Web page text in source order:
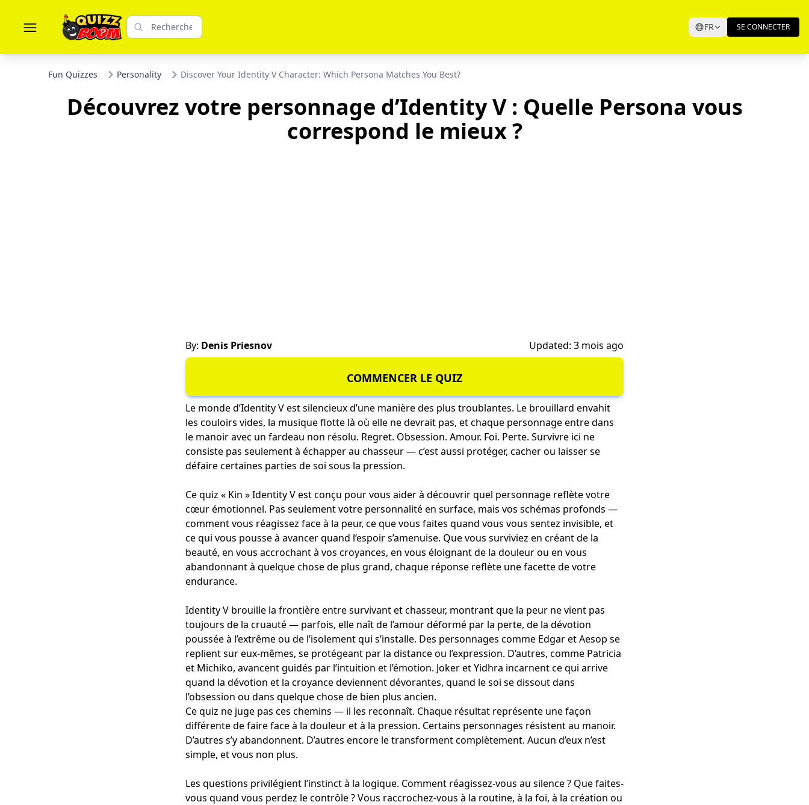
FR SE CONNECTER
Fun Quizzes Personality Discover Your Identity V Character: Which Persona Matches You Best?
Découvrez votre personnage d’Identity V : Quelle Persona vous
correspond le mieux ?
By: Denis Priesnov Updated: 3 mois ago
COMMENCER LE QUIZ
Le monde d’Identity V est silencieux d’une manière des plus troublantes. Le brouillard envahit
les couloirs vides, la musique flotte là où elle ne devrait pas, et chaque personnage entre dans
le manoir avec un fardeau non résolu. Regret. Obsession. Amour. Foi. Perte. Survivre ici ne
consiste pas seulement à échapper au chasseur — c’est aussi protéger, cacher ou laisser se
défaire certaines parties de soi sous la pression.
Ce quiz « Kin » Identity V est conçu pour vous aider à découvrir quel personnage reflète votre
cœur émotionnel. Pas seulement votre personnalité en surface, mais vos schémas profonds —
comment vous réagissez face à la peur, ce que vous faites quand vous vous sentez invisible, et
ce qui vous pousse à avancer quand l’espoir s’amenuise. Que vous surviviez en créant de la
beauté, en vous accrochant à vos croyances, en vous éloignant de la douleur ou en vous
abandonnant à quelque chose de plus grand, chaque réponse reflète une facette de votre
endurance.
Identity V brouille la frontière entre survivant et chasseur, montrant que la peur ne vient pas
toujours de la cruauté — parfois, elle naît de l’amour déformé par la perte, de la dévotion
poussée à l’extrême ou de l’isolement qui s’installe. Des personnages comme Edgar et Aesop se
replient sur eux-mêmes, se protégeant par la distance ou l’expression. D’autres, comme Patricia
et Michiko, avancent guidés par l’intuition et l’émotion. Joker et Yidhra incarnent ce qui arrive
quand la dévotion et la croyance deviennent dévorantes, quand le soi se dissout dans
l’obsession ou dans quelque chose de bien plus ancien.
Ce quiz ne juge pas ces chemins — il les reconnaît. Chaque résultat représente une façon
différente de faire face à la douleur et à la pression. Certains personnages résistent au manoir.
D’autres s’y abandonnent. D’autres encore le transforment complètement. Aucun d’eux n’est
simple, et vous non plus.
Les questions privilégient l’instinct à la logique. Comment réagissez-vous au silence ? Que faites-
vous quand vous perdez le contrôle ? Vous raccrochez-vous à la routine, à la foi, à la création ou